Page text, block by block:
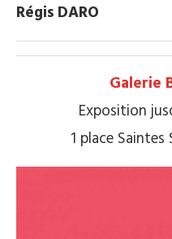
Régis DARO
Galerie
Exposition
1 place